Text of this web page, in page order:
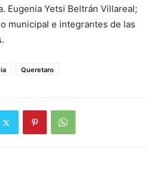
Eugenia Yetsi Beltrán Villareal;
municipal e integrantes de las
Queretaro